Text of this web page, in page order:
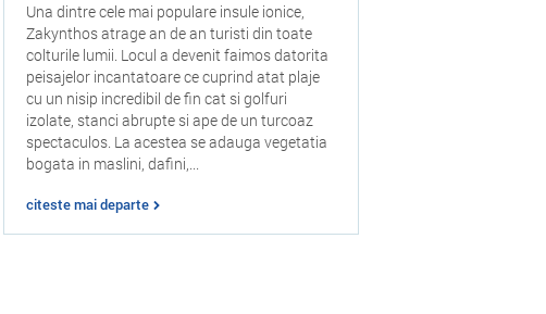
Una dintre cele mai populare insule ionice,
Zakynthos atrage an de an turisti din toate
colturile lumii. Locul a devenit faimos datorita
peisajelor incantatoare ce cuprind atat plaje
cu un nisip incredibil de fin cat si golfuri
izolate, stanci abrupte si ape de un turcoaz
spectaculos. La acestea se adauga vegetatia
bogata in maslini, dafini,...
citeste mai departe